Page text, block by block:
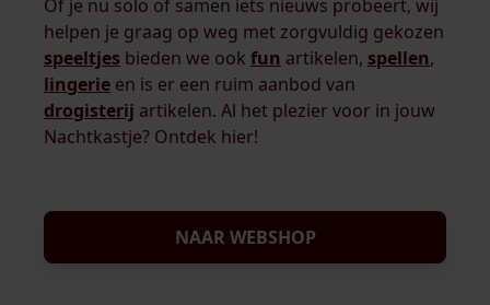
Of je nu solo of samen iets nieuws probeert, wij
helpen je graag op weg met zorgvuldig gekozen
speeltjes bieden we ook fun artikelen, spellen,
lingerie en is er een ruim aanbod van
drogisterij artikelen. Al het plezier voor in jouw
Nachtkastje? Ontdek hier!
NAAR WEBSHOP